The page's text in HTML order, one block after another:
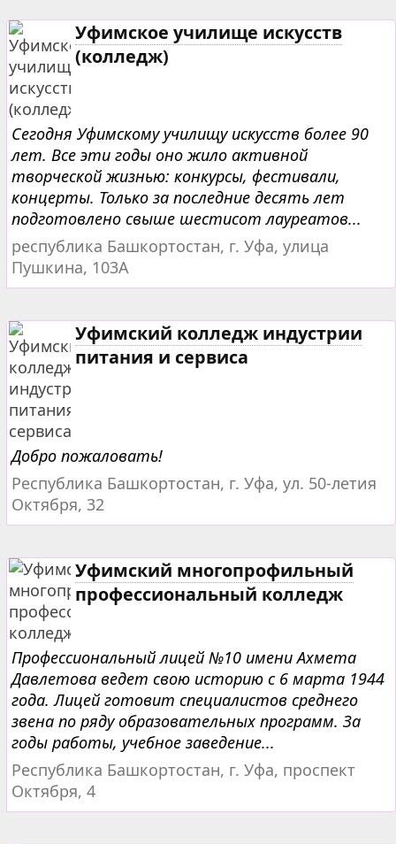
Уфимское училище искусств
(колледж)
Сегодня Уфимскому училищу искусств более 90
лет. Все эти годы оно жило активной
творческой жизнью: конкурсы, фестивали,
концерты. Только за последние десять лет
подготовлено свыше шестисот лауреатов...
республика Башкортостан, г. Уфа, улица
Пушкина, 103А
Уфимский колледж индустрии
питания и сервиса
Добро пожаловать!
Республика Башкортостан, г. Уфа, ул. 50-летия
Октября, 32
Уфимский многопрофильный
профессиональный колледж
Профессиональный лицей №10 имени Ахмета
Давлетова ведет свою историю с 6 марта 1944
года. Лицей готовит специалистов среднего
звена по ряду образовательных программ. За
годы работы, учебное заведение...
Республика Башкортостан, г. Уфа, проспект
Октября, 4